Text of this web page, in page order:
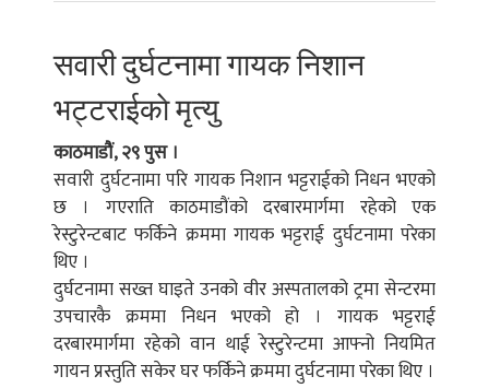
सवारी दुर्घटनामा गायक निशान
भट्टराईकाे मृत्यु
काठमाडौं, २९ पुस ।
सवारी दुर्घटनामा परि गायक निशान भट्टराईको निधन भएको
छ । गएराति काठमाडौंको दरबारमार्गमा रहेको एक
रेस्टुरेन्टबाट फर्किने क्रममा गायक भट्टराई दुर्घटनामा परेका
थिए ।
दुर्घटनामा सख्त घाइते उनको वीर अस्पतालको ट्रमा सेन्टरमा
उपचारकै क्रममा निधन भएको हो । गायक भट्टराई
दरबारमार्गमा रहेको वान थाई रेस्टुरेन्टमा आफ्नो नियमित
गायन प्रस्तुति सकेर घर फर्किने क्रममा दुर्घटनामा परेका थिए ।